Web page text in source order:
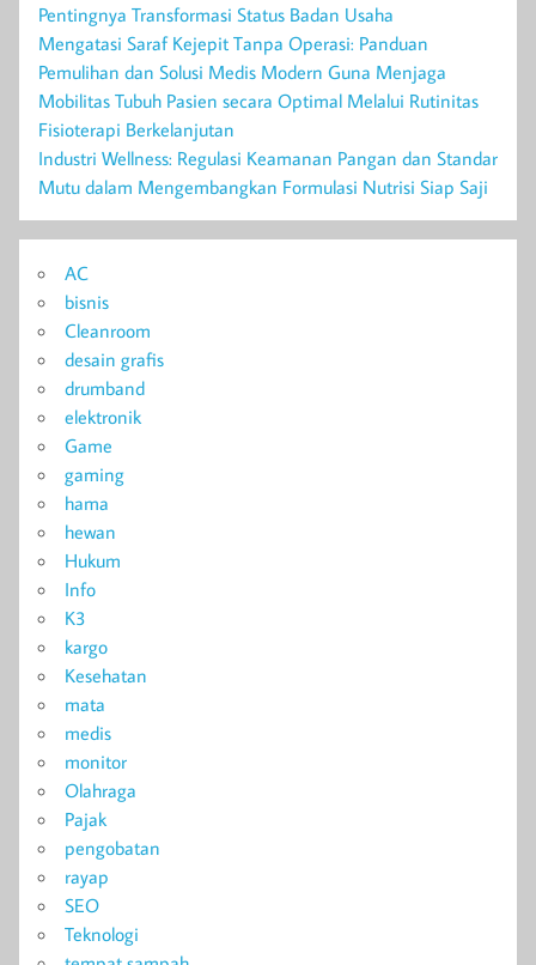
Pentingnya Transformasi Status Badan Usaha
Mengatasi Saraf Kejepit Tanpa Operasi: Panduan
Pemulihan dan Solusi Medis Modern Guna Menjaga
Mobilitas Tubuh Pasien secara Optimal Melalui Rutinitas
Fisioterapi Berkelanjutan
Industri Wellness: Regulasi Keamanan Pangan dan Standar
Mutu dalam Mengembangkan Formulasi Nutrisi Siap Saji
AC
bisnis
Cleanroom
desain grafis
drumband
elektronik
Game
gaming
hama
hewan
Hukum
Info
K3
kargo
Kesehatan
mata
medis
monitor
Olahraga
Pajak
pengobatan
rayap
SEO
Teknologi